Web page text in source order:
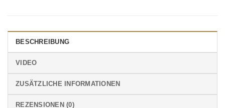
BESCHREIBUNG
VIDEO
ZUSÄTZLICHE INFORMATIONEN
REZENSIONEN (0)